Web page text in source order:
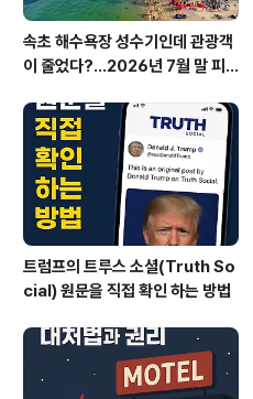
속초 해수욕장 성수기인데 관광객
이 줄었다?…2026년 7월 말 피
트럼프의 트루스 소셜(Truth So
cial) 원문을 직접 확인 하는 방법